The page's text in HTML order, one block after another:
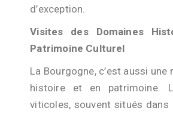
d’exception.
Visites des Domaines
Patrimoine Culturel
La Bourgogne, c’est aussi une
histoire et en patrimoine.
viticoles, souvent situés dans